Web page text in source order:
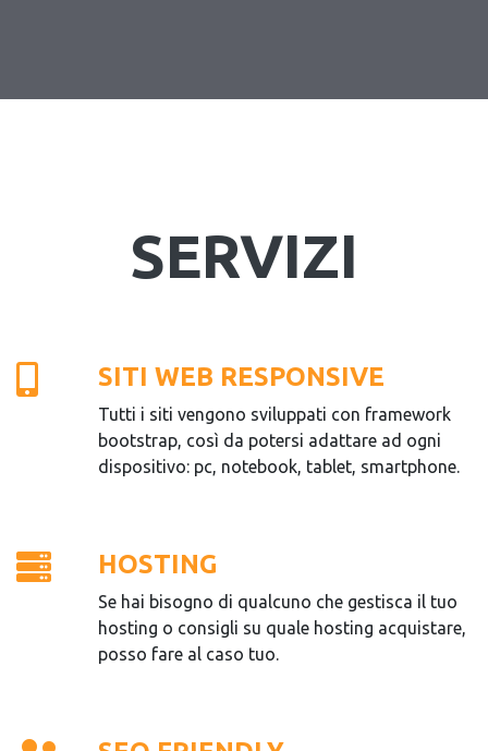
SERVIZI
SITI WEB RESPONSIVE
Tutti i siti vengono sviluppati con framework
bootstrap, così da potersi adattare ad ogni
dispositivo: pc, notebook, tablet, smartphone.
HOSTING
Se hai bisogno di qualcuno che gestisca il tuo
hosting o consigli su quale hosting acquistare,
posso fare al caso tuo.